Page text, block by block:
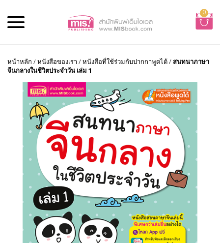
0
หน้าหลัก /หนังสือของเรา /หนังสือที่ใช้ร่วมกับปากกาพูดได้/สนทนาภาษา
จีนกลางในชีวิตประจำวัน เล่ม 1